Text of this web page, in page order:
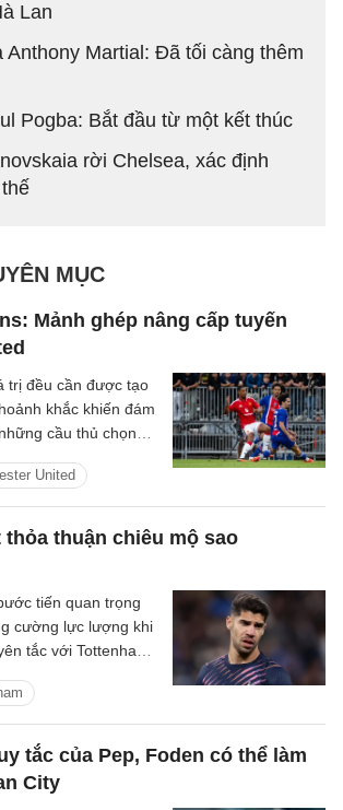
Lan
Anthony Martial: Đã tối càng thêm
Pogba: Bắt đầu từ một kết thúc
rời Chelsea, xác định
MỤC
Mảnh ghép nâng cấp tuyến
United
trị đều cần được tạo
khắc khiến đám
cầu thủ chọn
đúng lúc, một đường
đơn nhưng mở ra
trước. Youri
vệ như thế.
thỏa thuận chiêu mộ sao
tiến quan trọng
cường lực lượng khi
tắc với Tottenham
tắc của Pep, Foden có thể làm
City